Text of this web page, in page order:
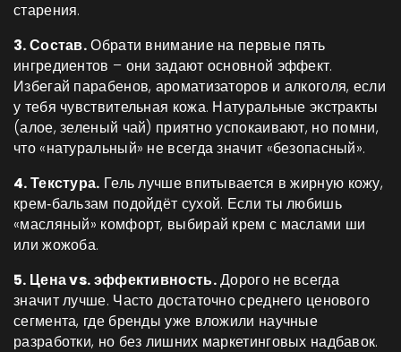
старения.
3. Состав.Обрати внимание на первые пять
ингредиентов – они задают основной эффект.
Избегай парабенов, ароматизаторов и алкоголя, если
у тебя чувствительная кожа. Натуральные экстракты
(алое, зеленый чай) приятно успокаивают, но помни,
что «натуральный» не всегда значит «безопасный».
4. Текстура. Гель лучше впитывается в жирную кожу,
крем‑бальзам подойдёт сухой. Если ты любишь
«масляный» комфорт, выбирай крем с маслами ши
или жожоба.
5. Цена vs. эффективность.Дорого не всегда
значит лучше. Часто достаточно среднего ценового
сегмента, где бренды уже вложили научные
разработки, но без лишних маркетинговых надбавок.